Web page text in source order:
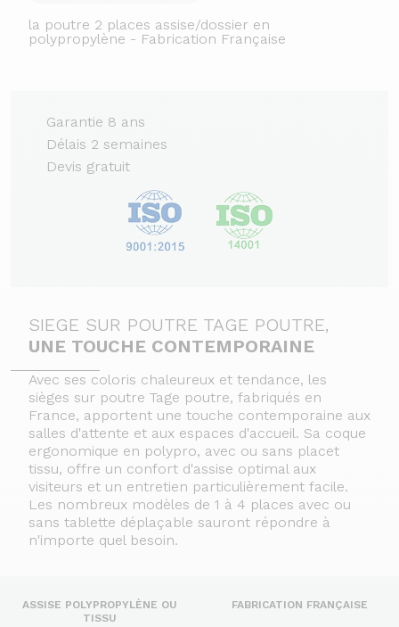
la poutre 2 places assise/dossier en
polypropylène - Fabrication Française
Garantie 8 ans
Délais 2 semaines
Devis gratuit
SIEGE SUR POUTRE TAGE POUTRE,
UNE TOUCHE CONTEMPORAINE
Avec ses coloris chaleureux et tendance, les
sièges sur poutre Tage poutre, fabriqués en
France, apportent une touche contemporaine aux
salles d'attente et aux espaces d'accueil. Sa coque
ergonomique en polypro, avec ou sans placet
tissu, offre un confort d'assise optimal aux
visiteurs et un entretien particulièrement facile.
Les nombreux modèles de 1 à 4 places avec ou
sans tablette déplaçable sauront répondre à
n'importe quel besoin.
ASSISE POLYPROPYLÈNE OU
TISSU
FABRICATION FRANÇAISE